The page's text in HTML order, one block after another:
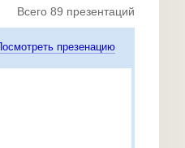
Всего 89 презентаций
Посмотреть презенацию